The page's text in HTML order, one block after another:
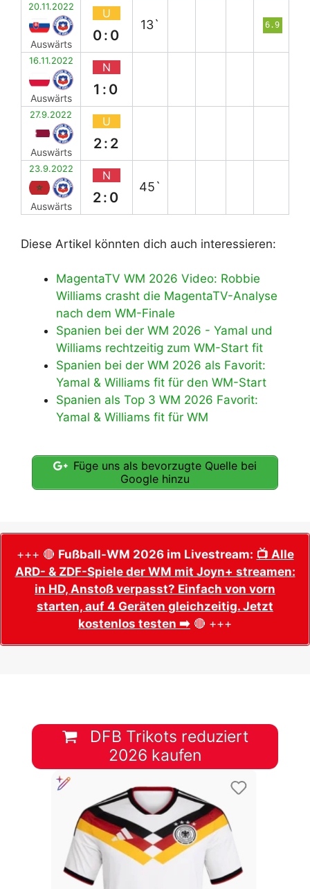
20.11.2022
Auswärts
U
0:0
13` 6.9
16.11.2022
Auswärts
N
1:0
27.9.2022
Auswärts
U
2:2
23.9.2022
Auswärts
N
2:0
45`
Diese Artikel könnten dich auch interessieren:
MagentaTV WM 2026 Video: Robbie
Williams crasht die MagentaTV-Analyse
nach dem WM-Finale
Spanien bei der WM 2026 - Yamal und
Williams rechtzeitig zum WM-Start fit
Spanien bei der WM 2026 als Favorit:
Yamal & Williams fit für den WM-Start
Spanien als Top 3 WM 2026 Favorit:
Yamal & Williams fit für WM
Füge uns als bevorzugte Quelle bei
Google hinzu
+++ 🔴 Fußball-WM 2026 im Livestream: 📺 Alle
ARD- & ZDF-Spiele der WM mit Joyn+ streamen:
in HD, Anstoß verpasst? Einfach von vorn
starten, auf 4 Geräten gleichzeitig. Jetzt
kostenlos testen ➡️ 🔴 +++
DFB Trikots reduziert
2026 kaufen